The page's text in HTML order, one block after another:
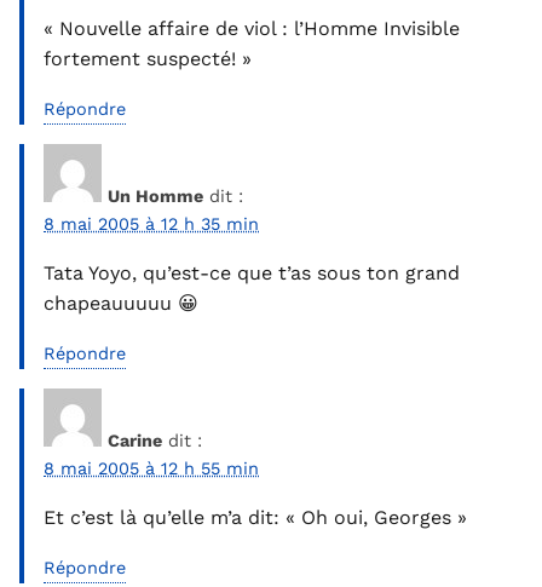
« Nouvelle affaire de viol : l’Homme Invisible
fortement suspecté! »
Répondre
Un Homme dit :
8 mai 2005 à 12 h 35 min
Tata Yoyo, qu’est-ce que t’as sous ton grand
chapeauuuuu 😀
Répondre
Carine dit :
8 mai 2005 à 12 h 55 min
Et c’est là qu’elle m’a dit: « Oh oui, Georges »
Répondre